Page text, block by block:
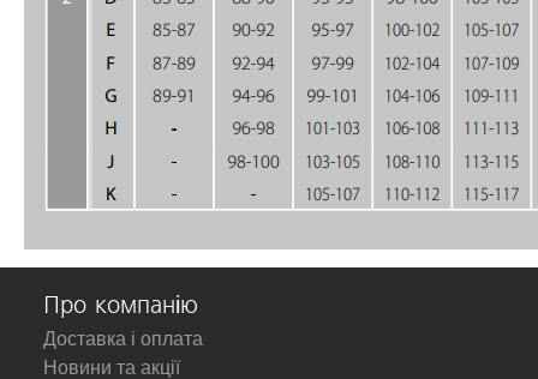
Про компанію
Доставка і оплата
Новини та акції